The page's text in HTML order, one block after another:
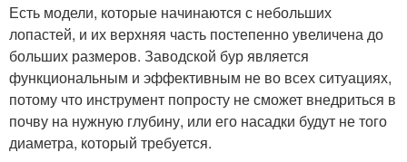
Есть модели, которые начинаются с небольших
лопастей, и их верхняя часть постепенно увеличена до
больших размеров. Заводской бур является
функциональным и эффективным не во всех ситуациях,
потому что инструмент попросту не сможет внедриться в
почву на нужную глубину, или его насадки будут не того
диаметра, который требуется.